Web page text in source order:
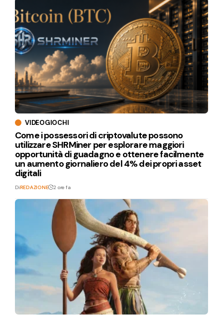
VIDEOGIOCHI
Come i possessori di criptovalute possono
utilizzare SHRMiner per esplorare maggiori
opportunità di guadagno e ottenere facilmente
un aumento giornaliero del 4% dei propri asset
digitali
DiREDAZIONE 2 ore fa